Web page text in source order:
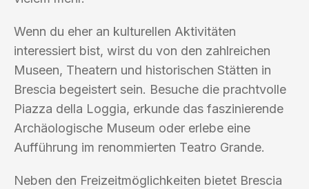
Wenn du eher an kulturellen Aktivitäten
interessiert bist, wirst du von den zahlreichen
Museen, Theatern und historischen Stätten in
Brescia begeistert sein. Besuche die prachtvolle
Piazza della Loggia, erkunde das faszinierende
Archäologische Museum oder erlebe eine
Aufführung im renommierten Teatro Grande.
Neben den Freizeitmöglichkeiten bietet Brescia